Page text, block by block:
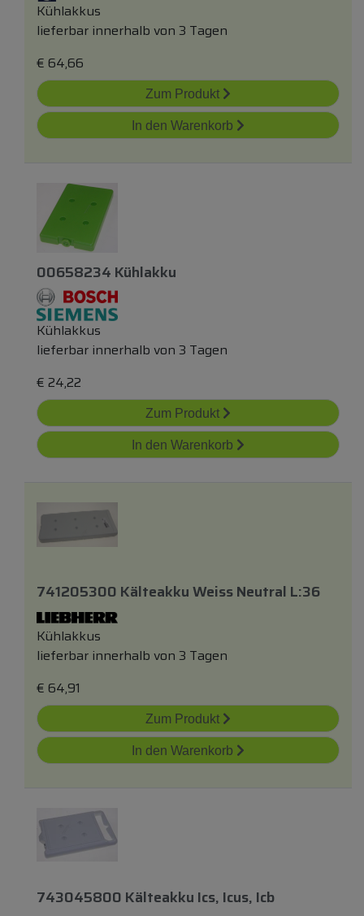
Kühlakkus
lieferbar innerhalb von 3 Tagen
€ 64,66
Zum Produkt
In den Warenkorb
00658234 Kühlakku
Kühlakkus
lieferbar innerhalb von 3 Tagen
€ 24,22
Zum Produkt
In den Warenkorb
741205300 Kälteakku Weiss Neutral L:36
Kühlakkus
lieferbar innerhalb von 3 Tagen
€ 64,91
Zum Produkt
In den Warenkorb
743045800 Kälteakku Ics, Icus, Icb